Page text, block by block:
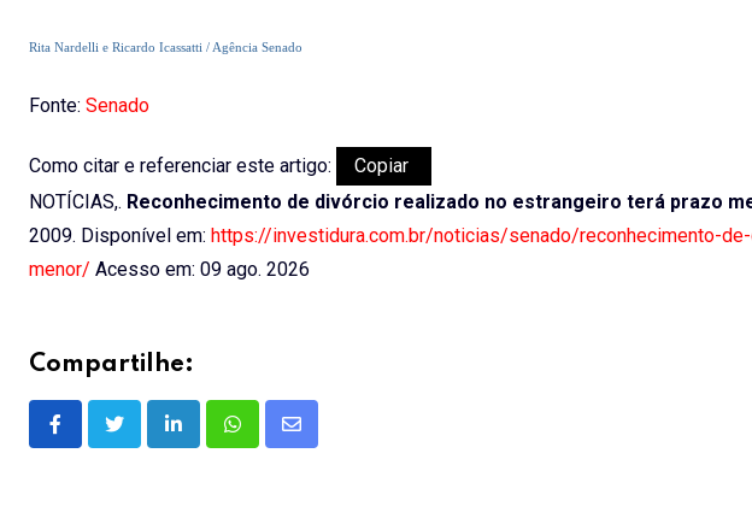
Rita Nardelli e Ricardo Icassatti / Agência Senado
Fonte: Senado
Como citar e referenciar este artigo:
Copiar
NOTÍCIAS,. Reconhecimento de divórcio realizado no estrangeiro terá prazo
2009. Disponível em: https://investidura.com.br/noticias/senado/reconhecimento-
menor/ Acesso em: 09 ago. 2026
Compartilhe:
LinkedInWhatsappShare